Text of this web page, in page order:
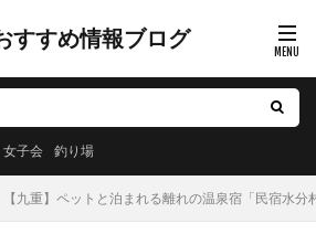
すすめ情報ブログ
女子会 釣り場
【九重】ペットと泊まれる離れの温泉宿「民宿水分